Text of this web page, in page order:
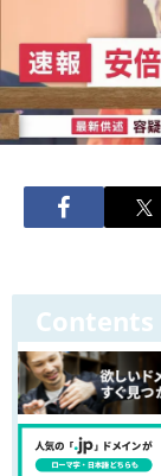
Contents